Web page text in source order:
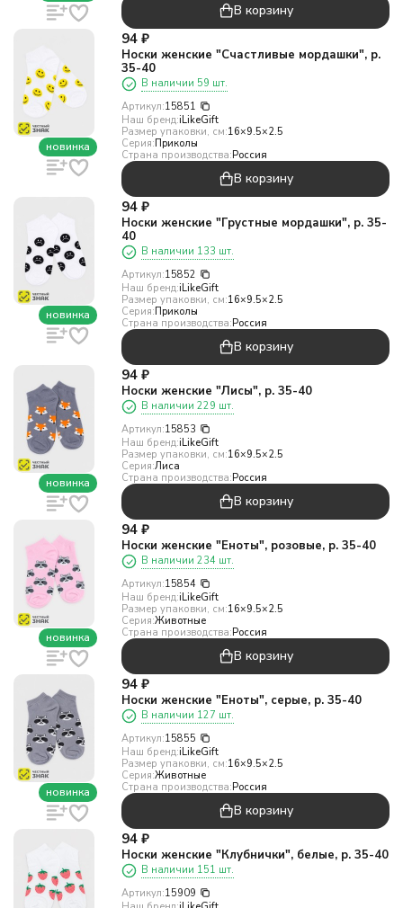
В корзину
новинка
94 ₽
Носки женские "Счастливые мордашки", р.
35-40
В наличии 59 шт.
Артикул:15851
Наш бренд:iLikeGift
Размер упаковки, см:16×9.5×2.5
Серия:Приколы
Страна производства:Россия
В корзину
новинка
94 ₽
Носки женские "Грустные мордашки", р. 35-
40
В наличии 133 шт.
Артикул:15852
Наш бренд:iLikeGift
Размер упаковки, см:16×9.5×2.5
Серия:Приколы
Страна производства:Россия
В корзину
новинка
94 ₽
Носки женские "Лисы", р. 35-40
В наличии 229 шт.
Артикул:15853
Наш бренд:iLikeGift
Размер упаковки, см:16×9.5×2.5
Серия:Лиса
Страна производства:Россия
В корзину
новинка
94 ₽
Носки женские "Еноты", розовые, р. 35-40
В наличии 234 шт.
Артикул:15854
Наш бренд:iLikeGift
Размер упаковки, см:16×9.5×2.5
Серия:Животные
Страна производства:Россия
В корзину
новинка
94 ₽
Носки женские "Еноты", серые, р. 35-40
В наличии 127 шт.
Артикул:15855
Наш бренд:iLikeGift
Размер упаковки, см:16×9.5×2.5
Серия:Животные
Страна производства:Россия
В корзину
94 ₽
Носки женские "Клубнички", белые, р. 35-40
В наличии 151 шт.
Артикул:15909